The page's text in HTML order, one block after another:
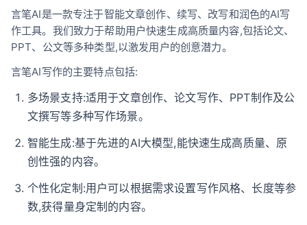
言笔AI是一款专注于智能文章创作、续写、改写和润色的AI写
作工具。我们致力于帮助用户快速生成高质量内容,包括论文、
PPT、公文等多种类型,以激发用户的创意潜力。
言笔AI写作的主要特点包括:
多场景支持:适用于文章创作、论文写作、PPT制作及公
文撰写等多种写作场景。
智能生成:基于先进的AI大模型,能快速生成高质量、原
创性强的内容。
个性化定制:用户可以根据需求设置写作风格、长度等参
数,获得量身定制的内容。